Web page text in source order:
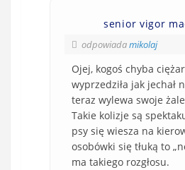
senior vigor
odpowiadamikolaj
Ojej, kogoś chyba
wyprzedziła jak jechał
teraz wylewa swoje
Takie kolizje są
psy się wiesza na
osobówki się tłuką to
ma takiego rozgłosu.